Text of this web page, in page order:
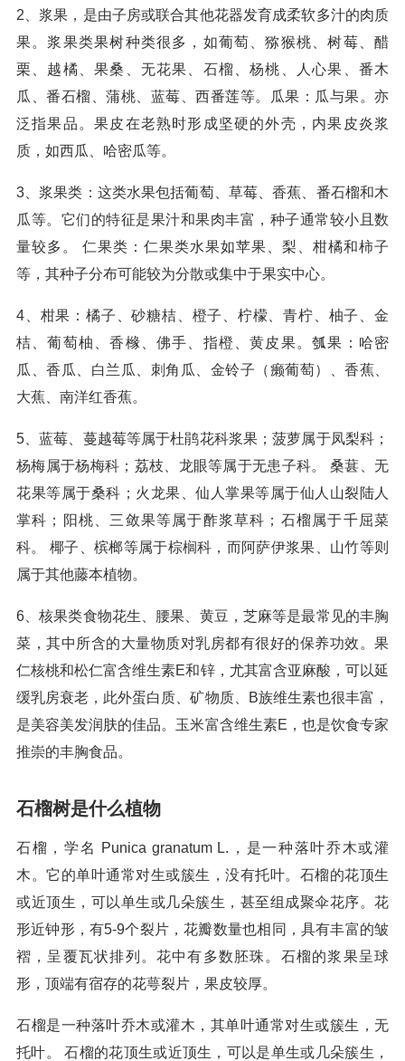
2、浆果，是由子房或联合其他花器发育成柔软多汁的肉质
果。浆果类果树种类很多，如葡萄、猕猴桃、树莓、醋
栗、越橘、果桑、无花果、石榴、杨桃、人心果、番木
瓜、番石榴、蒲桃、蓝莓、西番莲等。瓜果：瓜与果。亦
泛指果品。果皮在老熟时形成坚硬的外壳，内果皮炎浆
质，如西瓜、哈密瓜等。
3、浆果类：这类水果包括葡萄、草莓、香蕉、番石榴和木
瓜等。它们的特征是果汁和果肉丰富，种子通常较小且数
量较多。 仁果类：仁果类水果如苹果、梨、柑橘和柿子
等，其种子分布可能较为分散或集中于果实中心。
4、柑果：橘子、砂糖桔、橙子、柠檬、青柠、柚子、金
桔、葡萄柚、香橼、佛手、指橙、黄皮果。瓠果：哈密
瓜、香瓜、白兰瓜、刺角瓜、金铃子（癞葡萄）、香蕉、
大蕉、南洋红香蕉。
5、蓝莓、蔓越莓等属于杜鹃花科浆果；菠萝属于凤梨科；
杨梅属于杨梅科；荔枝、龙眼等属于无患子科。 桑葚、无
花果等属于桑科；火龙果、仙人掌果等属于仙人山裂陆人
掌科；阳桃、三敛果等属于酢浆草科；石榴属于千屈菜
科。 椰子、槟榔等属于棕榈科，而阿萨伊浆果、山竹等则
属于其他藤本植物。
6、核果类食物花生、腰果、黄豆，芝麻等是最常见的丰胸
菜，其中所含的大量物质对乳房都有很好的保养功效。果
仁核桃和松仁富含维生素E和锌，尤其富含亚麻酸，可以延
缓乳房衰老，此外蛋白质、矿物质、B族维生素也很丰富，
是美容美发润肤的佳品。玉米富含维生素E，也是饮食专家
推崇的丰胸食品。
石榴树是什么植物
石榴，学名 Punica granatum L.，是一种落叶乔木或灌
木。它的单叶通常对生或簇生，没有托叶。石榴的花顶生
或近顶生，可以单生或几朵簇生，甚至组成聚伞花序。花
形近钟形，有5-9个裂片，花瓣数量也相同，具有丰富的皱
褶，呈覆瓦状排列。花中有多数胚珠。石榴的浆果呈球
形，顶端有宿存的花萼裂片，果皮较厚。
石榴是一种落叶乔木或灌木，其单叶通常对生或簇生，无
托叶。 石榴的花顶生或近顶生，可以是单生或几朵簇生，